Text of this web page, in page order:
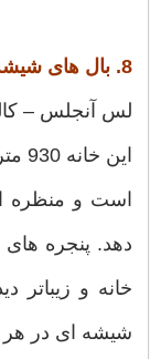
8. بال های شیشه ای
لس آنجلس –
است و منظره
دهد. پنجره
خانه و زیباتر
شیشه ای در هر